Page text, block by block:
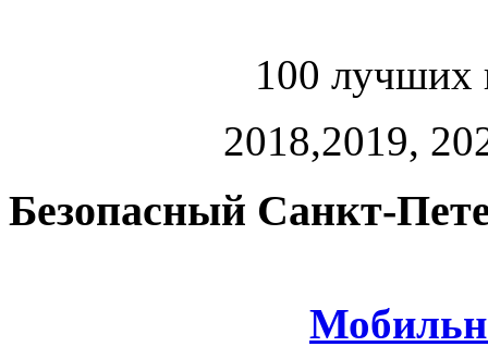
100 лучших
2018,2019,
Безопасный Санкт-